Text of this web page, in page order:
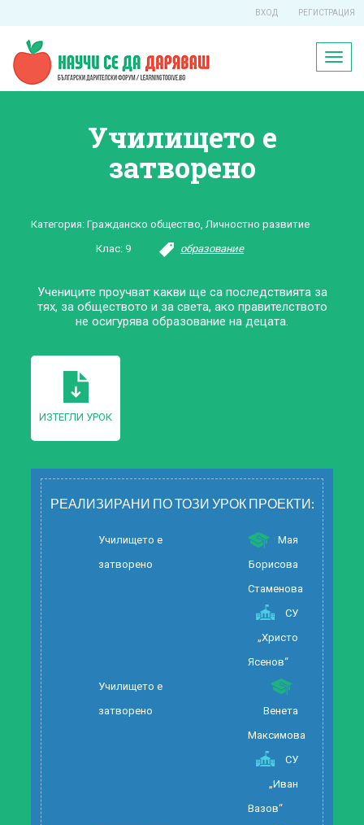
ВХОД РЕГИСТРАЦИЯ
Училището е
затворено
Категория: Гражданско общество,Личностно развитие
Клас: 9 образование
Учениците проучват какви ще са последствията за
тях, за обществото и за света, ако правителството
не осигурява образование на децата.
ИЗТЕГЛИ УРОК
РЕАЛИЗИРАНИ ПО ТОЗИ УРОК ПРОЕКТИ:
Училището е
затворено
Мая
Борисова
Стаменова
СУ
„Христо
Ясенов“
Училището е
затворено
Венета
Максимова
СУ
„Иван
Вазов“